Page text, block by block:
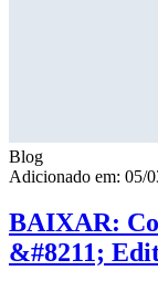
Blog
Adicionado em: 05/
BAIXAR:
&#8211;